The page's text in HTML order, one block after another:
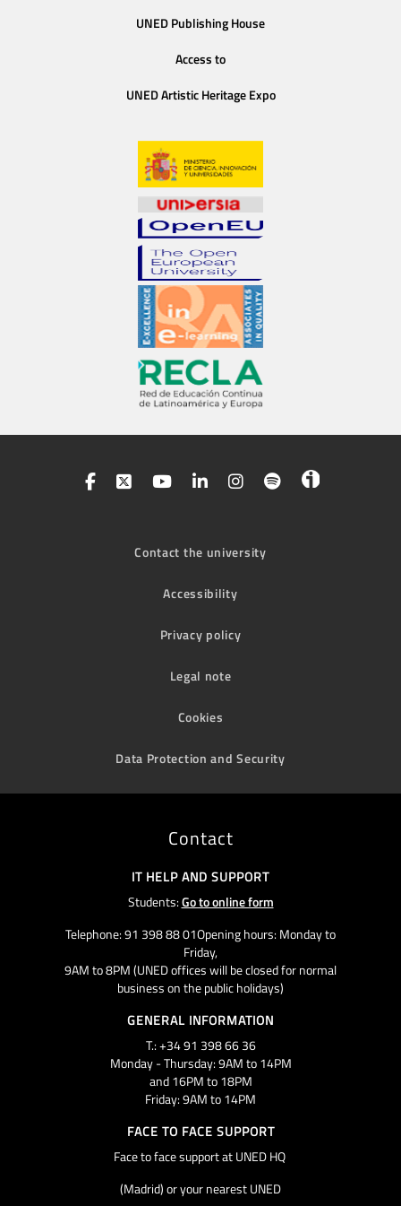
UNED Publishing House
Access to
UNED Artistic Heritage Expo
Contact the university
Accessibility
Privacy policy
Legal note
Cookies
Data Protection and Security
Contact
IT HELP AND SUPPORT
Students:Go to online form
Telephone: 91 398 88 01Opening hours: Monday to
Friday,
9AM to 8PM (UNED offices will be closed for normal
business on the public holidays)
GENERAL INFORMATION
T.: +34 91 398 66 36
Monday - Thursday: 9AM to 14PM
and 16PM to 18PM
Friday: 9AM to 14PM
FACE TO FACE SUPPORT
Face to face support at UNED HQ
(Madrid) or your nearest UNED